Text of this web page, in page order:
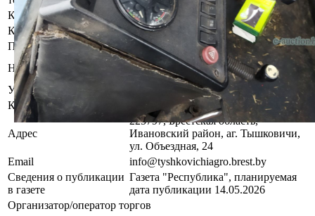
Контактное лицо
Заказчик электронных торгов
Контакты
+375291995609
Продавец имущества
Наименование
Открытое акционерное общество
''Тышковичи-Агро''
УНП
Контакты
80165252174
Адрес
225797, Брестская область,
Ивановский район, аг. Тышковичи,
ул. Объездная, 24
Email
info@tyshkovichiagro.brest.by
Сведения о публикации
в газете
Газета "Республика", планируемая
дата публикации 14.05.2026
Организатор/оператор торгов